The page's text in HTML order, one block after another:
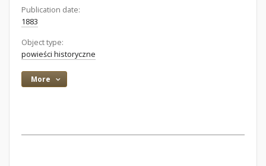
Publication date:
1883
Object type:
powieści historyczne
More